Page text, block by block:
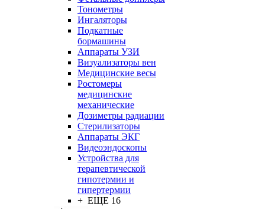
Тонометры
Ингаляторы
Подкатные
бормашины
Аппараты УЗИ
Визуализаторы вен
Медицинские весы
Ростомеры
медицинские
механические
Дозиметры радиации
Стерилизаторы
Аппараты ЭКГ
Видеоэндоскопы
Устройства для
терапевтической
гипотермии и
гипертермии
+ ЕЩЕ 16